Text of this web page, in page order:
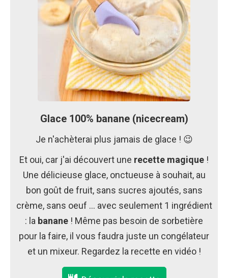
Glace 100% banane (nicecream)
Je n'achèterai plus jamais de glace ! 😉
Et oui, car j'ai découvert une recette magique !
Une délicieuse glace, onctueuse à souhait, au
bon goût de fruit, sans sucres ajoutés, sans
crème, sans oeuf … avec seulement 1 ingrédient
: la banane ! Même pas besoin de sorbetière
pour la faire, il vous faudra juste un congélateur
et un mixeur. Regardez la recette en vidéo !